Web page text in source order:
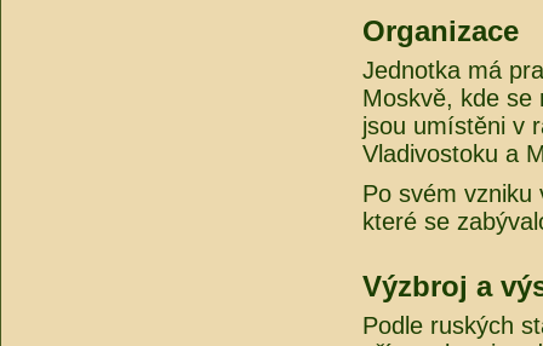
Organizace
Jednotka má
Moskvě, kde se
jsou umístěni v
Vladivostoku a
Po svém vzniku
které se
Výzbroj a
Podle ruských